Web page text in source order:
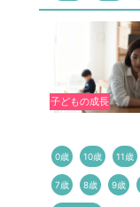
子どもの成長
0歳 10歳 11歳
7歳 8歳 9歳